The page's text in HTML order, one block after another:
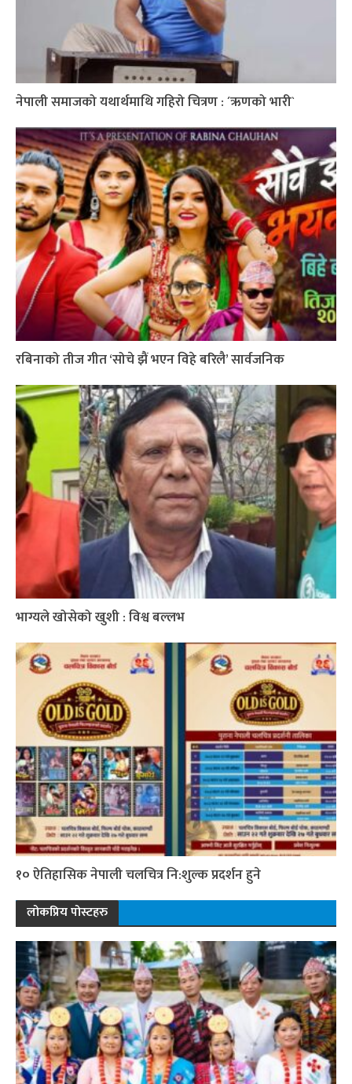
नेपाली समाजको यथार्थमाथि गहिरो चित्रण : ´ऋणको भारी`
रबिनाको तीज गीत ‘सोचे झैं भएन विहे बरिलै’ सार्वजनिक
भाग्यले खोसेको खुशी : विश्व बल्लभ
१० ऐतिहासिक नेपाली चलचित्र नि:शुल्क प्रदर्शन हुने
लोकप्रिय पोस्टहरु